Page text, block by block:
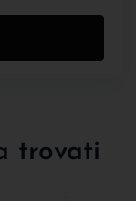
trovati